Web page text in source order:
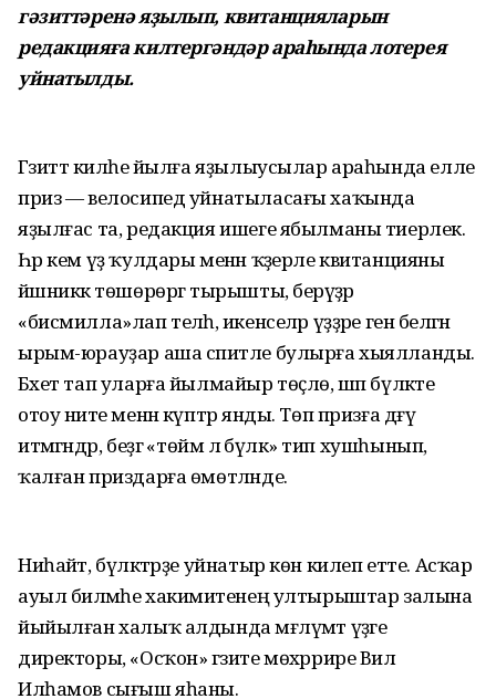
гәзиттәренә яҙылып, квитанцияларын
редакцияға килтергәндәр араһында лотерея
уйнатылды.
Гәзиттә киләһе йылға яҙылыусылар араһында елле
приз — велосипед уйнатыласағы хаҡында
яҙылғас та, редакция ишеге ябылманы тиерлек.
Һәр кем үҙ ҡулдары менән ҡәҙерле квитанцияны
йәшниккә төшөрөргә тырышты, берәүҙәр
«бисмилла»лап теләһә, икенселәр үҙҙәре генә белгән
ырым-юрауҙар аша сәпитле булырға хыялланды.
Бәхет тап уларға йылмайыр төҫлө, шәп бүләкте
отоу ниәте менән күптәр янды. Төп призға дәғүә
итмәгәндәр, беҙгә «төймә лә бүләк» тип хушһынып,
ҡалған приздарға өмөтләнде.
Ниһайәт, бүләктәрҙе уйнатыр көн килеп етте. Асҡар
ауыл биләмәһе хакимиәтенең ултырыштар залына
йыйылған халыҡ алдында мәғлүмәт үҙәге
директоры, «Осҡон» гәзите мөхәррире Вил
Илһамов сығыш яһаны.